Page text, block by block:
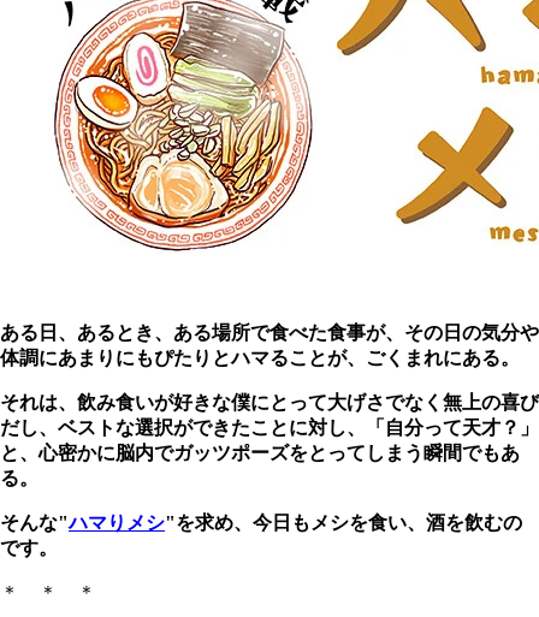
ある日、あるとき、ある場所で食べた食事が、その日の気分や
体調にあまりにもぴたりとハマることが、ごくまれにある。
それは、飲み食いが好きな僕にとって大げさでなく無上の喜び
だし、ベストな選択ができたことに対し、「自分って天才？」
と、心密かに脳内でガッツポーズをとってしまう瞬間でもあ
る。
そんな"ハマりメシ"を求め、今日もメシを食い、酒を飲むの
です。
＊ ＊ ＊